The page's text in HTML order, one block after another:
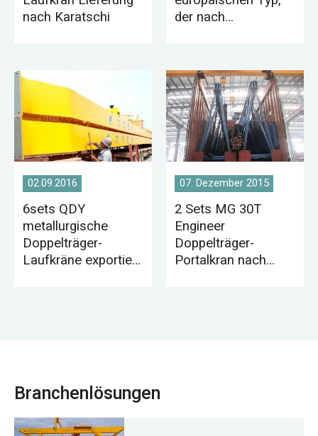
nach Karatschi
der nach
02.09.2016
6sets QDY
metallurgische
Doppelträger-
Laufkräne exportiert
07. Dezember 2015
2 Sets MG 30T
Engineer
Doppelträger-
Portalkran nach
Branchenlösungen